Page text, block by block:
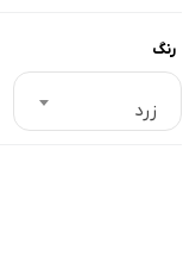
رنگ
زرد